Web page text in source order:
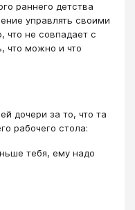
раннего детства
управлять своими
что не совпадает с
что можно и что
дочери за то, что та
рабочего стола:
тебя, ему надо